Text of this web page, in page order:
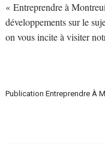
« Entreprendre à
développements sur le
on vous incite à visiter
Publication Entreprendre À